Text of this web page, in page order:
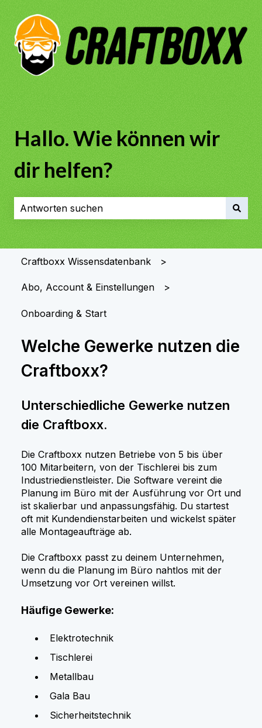
Hallo. Wie können wir
dir helfen?
Es gibt keine Vorschläge, da das Suchfeld leer ist.
Craftboxx Wissensdatenbank
Abo, Account & Einstellungen
Onboarding & Start
Welche Gewerke nutzen die
Craftboxx?
Unterschiedliche Gewerke nutzen
die Craftboxx.
Die Craftboxx nutzen Betriebe von 5 bis über
100 Mitarbeitern, von der Tischlerei bis zum
Industriedienstleister. Die Software vereint die
Planung im Büro mit der Ausführung vor Ort und
ist skalierbar und anpassungsfähig. Du startest
oft mit Kundendienstarbeiten und wickelst später
alle Montageaufträge ab.
Die Craftboxx passt zu deinem Unternehmen,
wenn du die Planung im Büro nahtlos mit der
Umsetzung vor Ort vereinen willst.
Häufige Gewerke:
Elektrotechnik
Tischlerei
Metallbau
Gala Bau
Sicherheitstechnik